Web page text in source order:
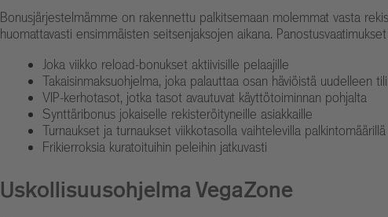
Bonusjärjestelmämme on rakennettu palkitsemaan molemmat vasta
huomattavasti ensimmäisten seitsenjaksojen aikana.
Joka viikko reload-bonukset aktiivisille pelaajille
Takaisinmaksuohjelma, joka palauttaa osan häviöistä uudelleen
VIP-kerhotasot, jotka tasot avautuvat käyttötoiminnan pohjalta
Synttäribonus jokaiselle rekisteröityneille asiakkaille
Turnaukset ja turnaukset viikkotasolla vaihtelevilla palkintomäärillä
Frikierroksia kuratoituihin peleihin jatkuvasti
Uskollisuusohjelma VegaZone